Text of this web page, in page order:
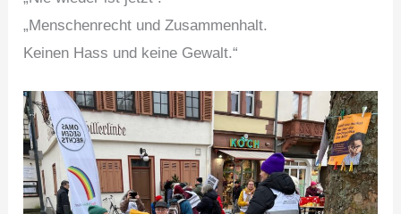
„Menschenrecht und Zusammenhalt.
Keinen Hass und keine Gewalt.“